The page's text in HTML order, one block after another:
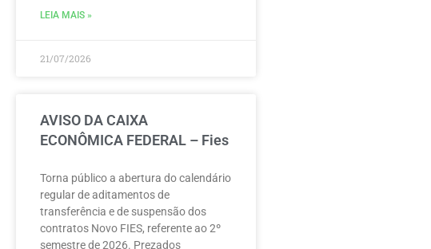
LEIA MAIS »
21/07/2026
AVISO DA CAIXA
ECONÔMICA FEDERAL – Fies
Torna público a abertura do calendário
regular de aditamentos de
transferência e de suspensão dos
contratos Novo FIES, referente ao 2º
semestre de 2026. Prezados